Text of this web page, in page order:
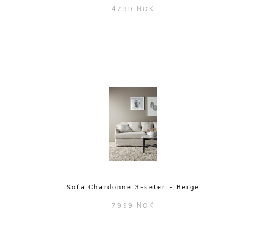
4799 NOK
Sofa Chardonne 3-seter - Beige
7999 NOK